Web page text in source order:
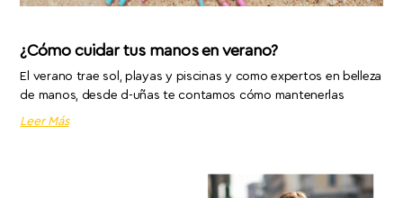
¿Cómo cuidar tus manos en verano?
El verano trae sol, playas y piscinas y como expertos en belleza
de manos, desde d-uñas te contamos cómo mantenerlas
Leer Más